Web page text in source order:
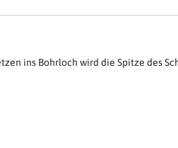
ins Bohrloch wird die Spitze des